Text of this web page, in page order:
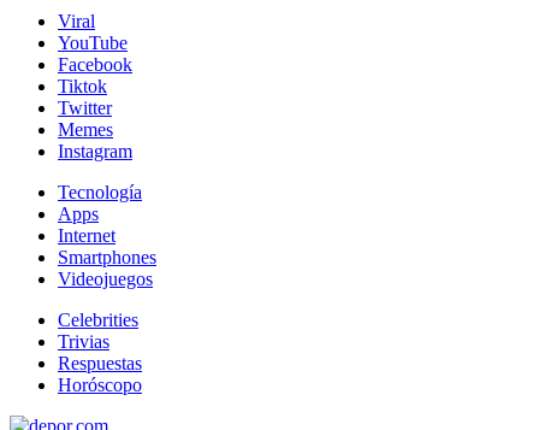
Viral
YouTube
Facebook
Tiktok
Twitter
Memes
Instagram
Tecnología
Apps
Internet
Smartphones
Videojuegos
Celebrities
Trivias
Respuestas
Horóscopo